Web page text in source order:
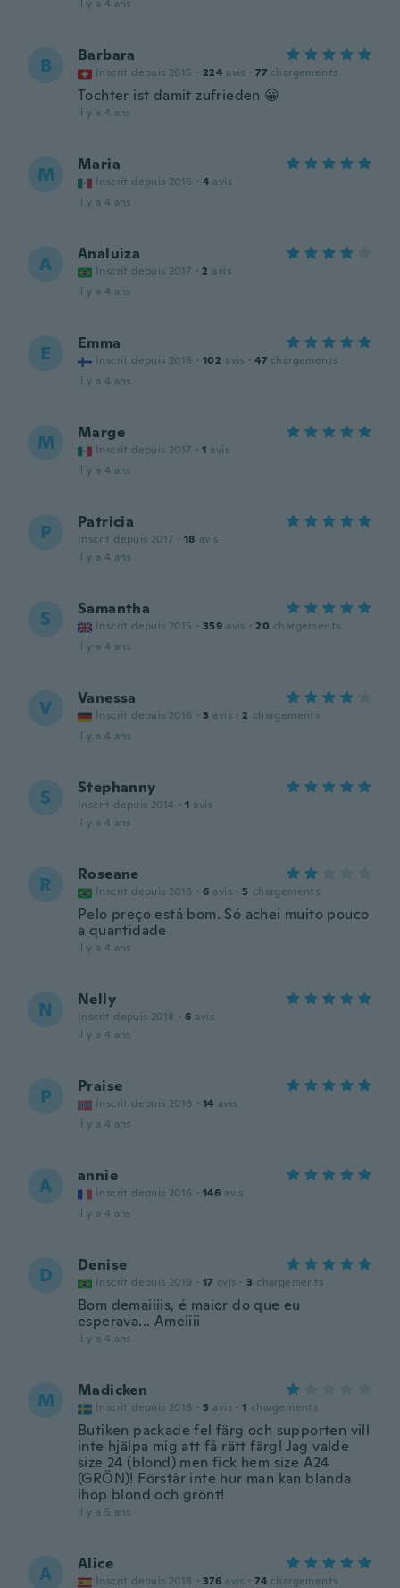
il y a 4 ans
B Barbara
Inscrit depuis 2015 · 224 avis · 77 chargements
Tochter ist damit zufrieden 😀
il y a 4 ans
M Maria
Inscrit depuis 2016 · 4 avis
il y a 4 ans
A Analuiza
Inscrit depuis 2017 · 2 avis
il y a 4 ans
E Emma
Inscrit depuis 2016 · 102 avis · 47 chargements
il y a 4 ans
M Marge
Inscrit depuis 2017 · 1 avis
il y a 4 ans
P Patricia
Inscrit depuis 2017 · 18 avis
il y a 4 ans
S Samantha
Inscrit depuis 2015 · 359 avis · 20 chargements
il y a 4 ans
V Vanessa
Inscrit depuis 2016 · 3 avis · 2 chargements
il y a 4 ans
S Stephanny
Inscrit depuis 2014 · 1 avis
il y a 4 ans
R Roseane
Inscrit depuis 2018 · 6 avis · 5 chargements
Pelo preço está bom. Só achei muito pouco
a quantidade
il y a 4 ans
N Nelly
Inscrit depuis 2018 · 6 avis
il y a 4 ans
P Praise
Inscrit depuis 2016 · 14 avis
il y a 4 ans
A annie
Inscrit depuis 2016 · 146 avis
il y a 4 ans
D Denise
Inscrit depuis 2019 · 17 avis · 3 chargements
Bom demaiiiis, é maior do que eu
esperava... Ameiiii
il y a 4 ans
M Madicken
Inscrit depuis 2016 · 5 avis · 1 chargements
Butiken packade fel färg och supporten vill
inte hjälpa mig att få rätt färg! Jag valde
size 24 (blond) men fick hem size A24
(GRÖN)! Förstår inte hur man kan blanda
ihop blond och grönt!
il y a 5 ans
A Alice
Inscrit depuis 2018 · 376 avis · 74 chargements